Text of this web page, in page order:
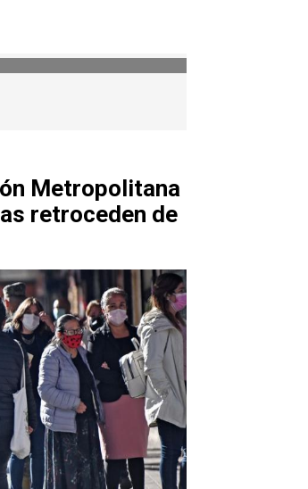
Metropolitana
retroceden de